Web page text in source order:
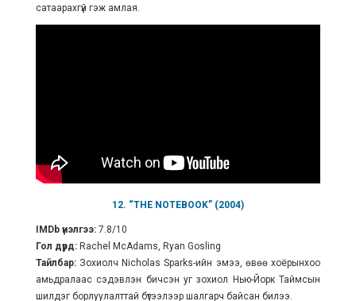
сатаарахгүй гэж амлая.
12. “THE NOTEBOOK” (2004)
IMDb үнэлгээ: 7.8/10
Гол дүрд: Rachel McAdams, Ryan Gosling
Тайлбар: Зохиолч Nicholas Sparks-ийн эмээ, өвөө хоёрынхоо
амьдралаас сэдэвлэн бичсэн уг зохиол Нью-Йорк Таймсын
шилдэг борлуулалттай бүтээлээр шалгарч байсан билээ.